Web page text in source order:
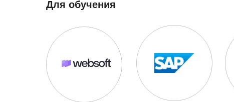
SAP SF
WebSoft
Для обучения